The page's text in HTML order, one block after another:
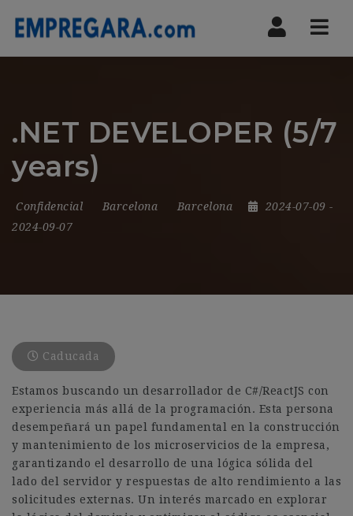
.NET DEVELOPER (5/7
years)
Confidencial Barcelona Barcelona 2024-07-09 -
2024-09-07
Caducada
Estamos buscando un desarrollador de C#/ReactJS con
experiencia más allá de la programación. Esta persona
desempeñará un papel fundamental en la construcción
y mantenimiento de los microservicios de la empresa,
garantizando el desarrollo de una lógica sólida del
lado del servidor y respuestas de alto rendimiento a las
solicitudes externas. Un interés marcado en explorar